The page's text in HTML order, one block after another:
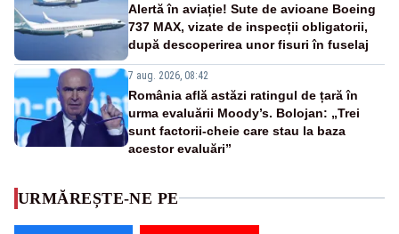
Alertă în aviație! Sute de avioane Boeing
737 MAX, vizate de inspecții obligatorii,
după descoperirea unor fisuri în fuselaj
7 aug. 2026, 08:42
România află astăzi ratingul de țară în
urma evaluării Moody’s. Bolojan: „Trei
sunt factorii-cheie care stau la baza
acestor evaluări”
URMĂREȘTE-NE PE